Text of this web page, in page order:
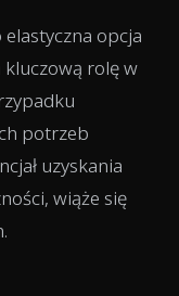
opcja
rolę w
potrzeb
uzyskania
wiąże się